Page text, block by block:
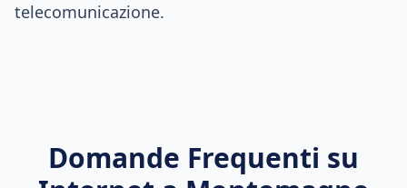
telecomunicazione.
Domande Frequenti su